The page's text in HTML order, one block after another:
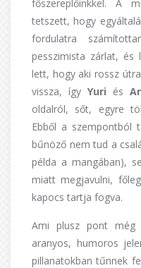
főszereplőinkkel. A
tetszett, hogy
fordulatra
pesszimista zárlat, és
lett, hogy aki rossz
vissza, így Yuri és
oldalról, sőt, egyre
Ebből a szempontból
bűnöző nem tud a
példa a mangában),
miatt megjavulni,
kapocs tartja fogva.
Ami plusz pont
aranyos, humoros
pillanatokban tűnnek